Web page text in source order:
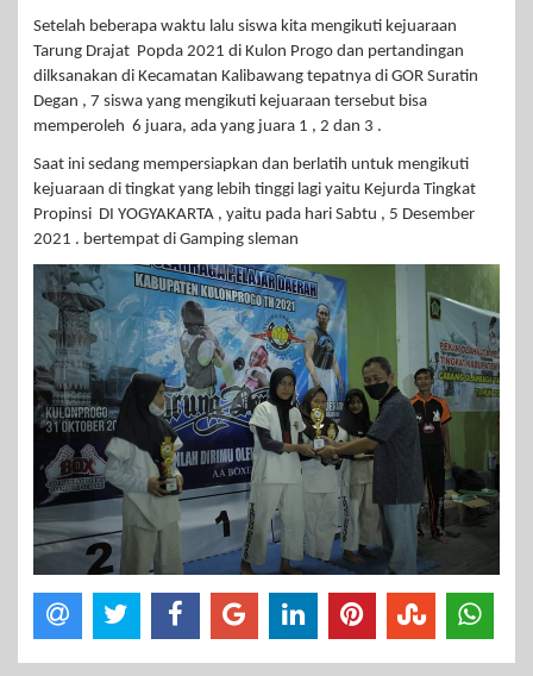
Setelah beberapa waktu lalu siswa kita mengikuti kejuaraan
Tarung Drajat Popda 2021 di Kulon Progo dan pertandingan
dilksanakan di Kecamatan Kalibawang tepatnya di GOR Suratin
Degan , 7 siswa yang mengikuti kejuaraan tersebut bisa
memperoleh 6 juara, ada yang juara 1 , 2 dan 3 .
Saat ini sedang mempersiapkan dan berlatih untuk mengikuti
kejuaraan di tingkat yang lebih tinggi lagi yaitu Kejurda Tingkat
Propinsi DI YOGYAKARTA , yaitu pada hari Sabtu , 5 Desember
2021 . bertempat di Gamping sleman